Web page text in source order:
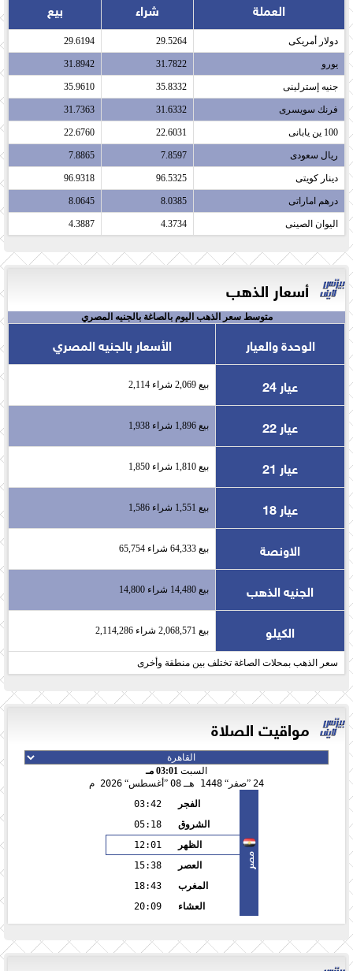
العملة شراء بيع
دولار أمريكى​ 29.5264
29.6194
يورو​ 31.7822
31.8942
جنيه إسترلينى​ 35.8332
35.9610
فرنك سويسرى​ 31.6332
31.7363
100 ين يابانى​ 22.6031
22.6760
ريال سعودى​ 7.8597
7.8865
دينار كويتى​ 96.5325
96.9318
درهم اماراتى​ 8.0385
8.0645
اليوان الصينى​ 4.3734
4.3887
أسعار الذهب
متوسط سعر الذهب اليوم بالصاغة بالجنيه المصري
الوحدة والعيار
الأسعار بالجنيه المصري
عيار 24
بيع 2,069 شراء 2,114
عيار 22 بيع 1,896 شراء 1,938
عيار 21 بيع 1,810 شراء 1,850
عيار 18 بيع 1,551 شراء 1,586
الاونصة بيع 64,333 شراء 65,754
الجنيه الذهب بيع 14,480 شراء 14,800
الكيلو بيع 2,068,571 شراء 2,114,286
سعر الذهب بمحلات الصاغة تختلف بين منطقة وأخرى
مواقيت الصلاة
السبت 03:01 مـ
24 صفر 1448 هـ 08 أغسطس 2026 م
مصر
الفجر
03:42
الشروق
05:18
الظهر
12:01
العصر
15:38
المغرب
18:43
العشاء
20:09